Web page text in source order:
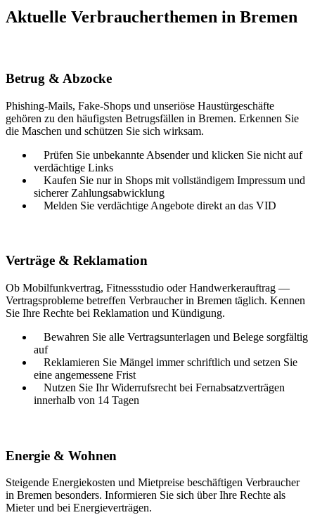
Aktuelle Verbraucherthemen in Bremen
Betrug & Abzocke
Phishing-Mails, Fake-Shops und unseriöse Haustürgeschäfte
gehören zu den häufigsten Betrugsfällen in Bremen. Erkennen Sie
die Maschen und schützen Sie sich wirksam.
Prüfen Sie unbekannte Absender und klicken Sie nicht auf
verdächtige Links
Kaufen Sie nur in Shops mit vollständigem Impressum und
sicherer Zahlungsabwicklung
Melden Sie verdächtige Angebote direkt an das VID
Verträge & Reklamation
Ob Mobilfunkvertrag, Fitnessstudio oder Handwerkerauftrag —
Vertragsprobleme betreffen Verbraucher in Bremen täglich. Kennen
Sie Ihre Rechte bei Reklamation und Kündigung.
Bewahren Sie alle Vertragsunterlagen und Belege sorgfältig
auf
Reklamieren Sie Mängel immer schriftlich und setzen Sie
eine angemessene Frist
Nutzen Sie Ihr Widerrufsrecht bei Fernabsatzverträgen
innerhalb von 14 Tagen
Energie & Wohnen
Steigende Energiekosten und Mietpreise beschäftigen Verbraucher
in Bremen besonders. Informieren Sie sich über Ihre Rechte als
Mieter und bei Energieverträgen.